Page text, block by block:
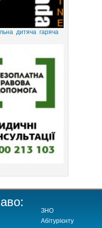
дитяча гаряча
ЗНО
Абітурієнту